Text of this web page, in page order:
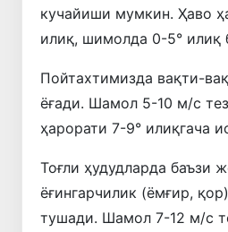
кучайиши мумкин. Ҳаво
илиқ, шимолда 0-5° илиқ
Пойтахтимизда вақти-
ёғади. Шамол 5-10 м/с
ҳарорати 7-9° илиқгача
Тоғли ҳудудларда баъзи
ёғингарчилик (ёмғир,
тушади. Шамол 7-12 м/с